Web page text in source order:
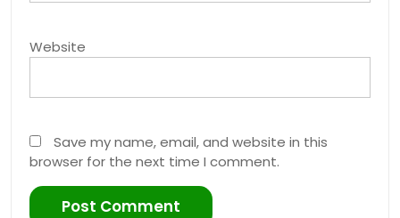
Website
Save my name, email, and website in this
browser for the next time I comment.